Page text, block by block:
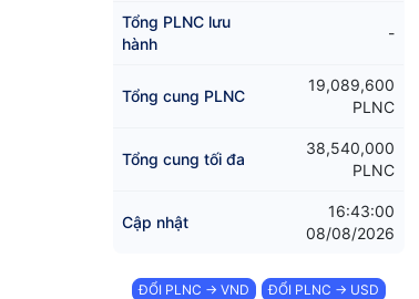
Tổng PLNC lưu
hành
-
Tổng cung PLNC
19,089,600
PLNC
Tổng cung tối đa
38,540,000
PLNC
Cập nhật
16:43:00
08/08/2026
ĐỔI PLNC → VND
ĐỔI PLNC → USD